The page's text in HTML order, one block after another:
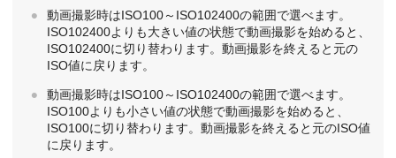
動画撮影時はISO100～ISO102400の範囲で選べます。
ISO102400よりも大きい値の状態で動画撮影を始めると、
ISO102400に切り替わります。動画撮影を終えると元の
ISO値に戻ります。
動画撮影時はISO100～ISO102400の範囲で選べます。
ISO100よりも小さい値の状態で動画撮影を始めると、
ISO100に切り替わります。動画撮影を終えると元のISO値
に戻ります。